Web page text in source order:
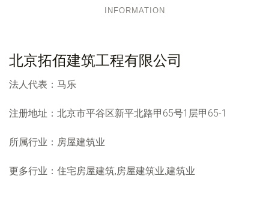
INFORMATION
北京拓佰建筑工程有限公司
法人代表： 马乐
注册地址： 北京市平谷区新平北路甲65号1层甲65-1
所属行业： 房屋建筑业
更多行业： 住宅房屋建筑,房屋建筑业,建筑业